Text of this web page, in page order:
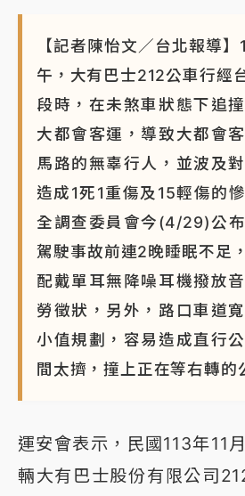
【記者陳怡文／台北報導】
午，大有巴士212公車行經
段時，在未煞車狀態下追
大都會客運，導致大都會
馬路的無辜行人，並波及
造成1死1重傷及15輕傷的
全調查委員會今(4/29)公布
駕駛事故前連2晚睡眠不足
配戴單耳無降噪耳機撥放
勞徵狀，另外，路口車道
小值規劃，容易造成直行
間太擠，撞上正在等右轉的
運安會表示，民國113年11
輛大有巴士股份有限公司